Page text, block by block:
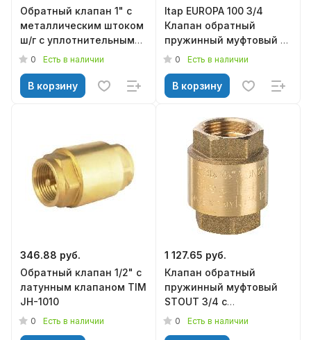
Обратный клапан 1" с
металлическим штоком
ш/г с уплотнительным
кольцом для
JH-1012А
0 Есть в наличии
В корзину
Itap EUROPA 100 3/4
Клапан обратный
пружинный муфтовый с
металлическим седлом
0 Есть в наличии
В корзину
346.88 руб.
Обратный клапан 1/2" с
латунным клапаном TIM
JH-1010
0 Есть в наличии
1 127.65 руб.
Клапан обратный
пружинный муфтовый
STOUT 3/4 с
пластиковым седлом
0 Есть в наличии